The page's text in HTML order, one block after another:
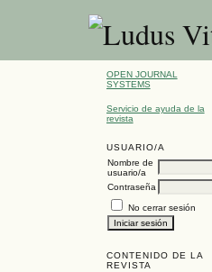
OPEN JOURNAL
SYSTEMS
Servicio de ayuda de la
revista
USUARIO/A
Nombre de
usuario/a
Contraseña
No cerrar sesión
CONTENIDO DE LA
REVISTA